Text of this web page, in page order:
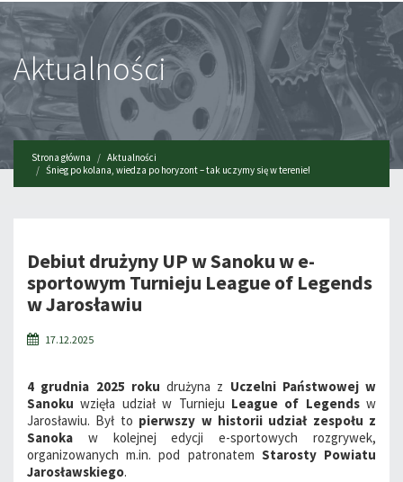
Aktualności
Strona główna
Aktualności
Śnieg po kolana, wiedza po horyzont – tak uczymy się w terenie!
Debiut drużyny UP w Sanoku w e-
sportowym Turnieju League of Legends
w Jarosławiu
17.12.2025
4 grudnia 2025 roku drużyna z Uczelni Państwowej w
Sanoku wzięła udział w Turnieju League of Legendsw
Jarosławiu. Był to pierwszy w historii udział zespołu z
Sanoka w kolejnej edycji e-sportowych rozgrywek,
organizowanych m.in. pod patronatem Starosty Powiatu
Jarosławskiego.